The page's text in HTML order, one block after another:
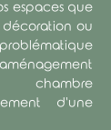
espaces que
décoration ou
d'une